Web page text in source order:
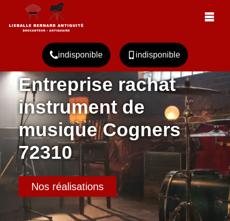
indisponible indisponible
Entreprise rachat
instrument de
musique Cogners
72310
Nos réalisations